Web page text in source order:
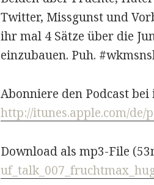
Twitter, Missgunst und
ihr mal 4 Sätze über die
einzubauen. Puh.
Abonniere den Podcast bei
http://itunes.apple.com/de/
Download als mp3-File